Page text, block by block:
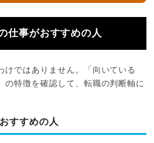
仕事がおすすめの人
けではありません。「向いている
の特徴を確認して、転職の判断軸に
すすめの人